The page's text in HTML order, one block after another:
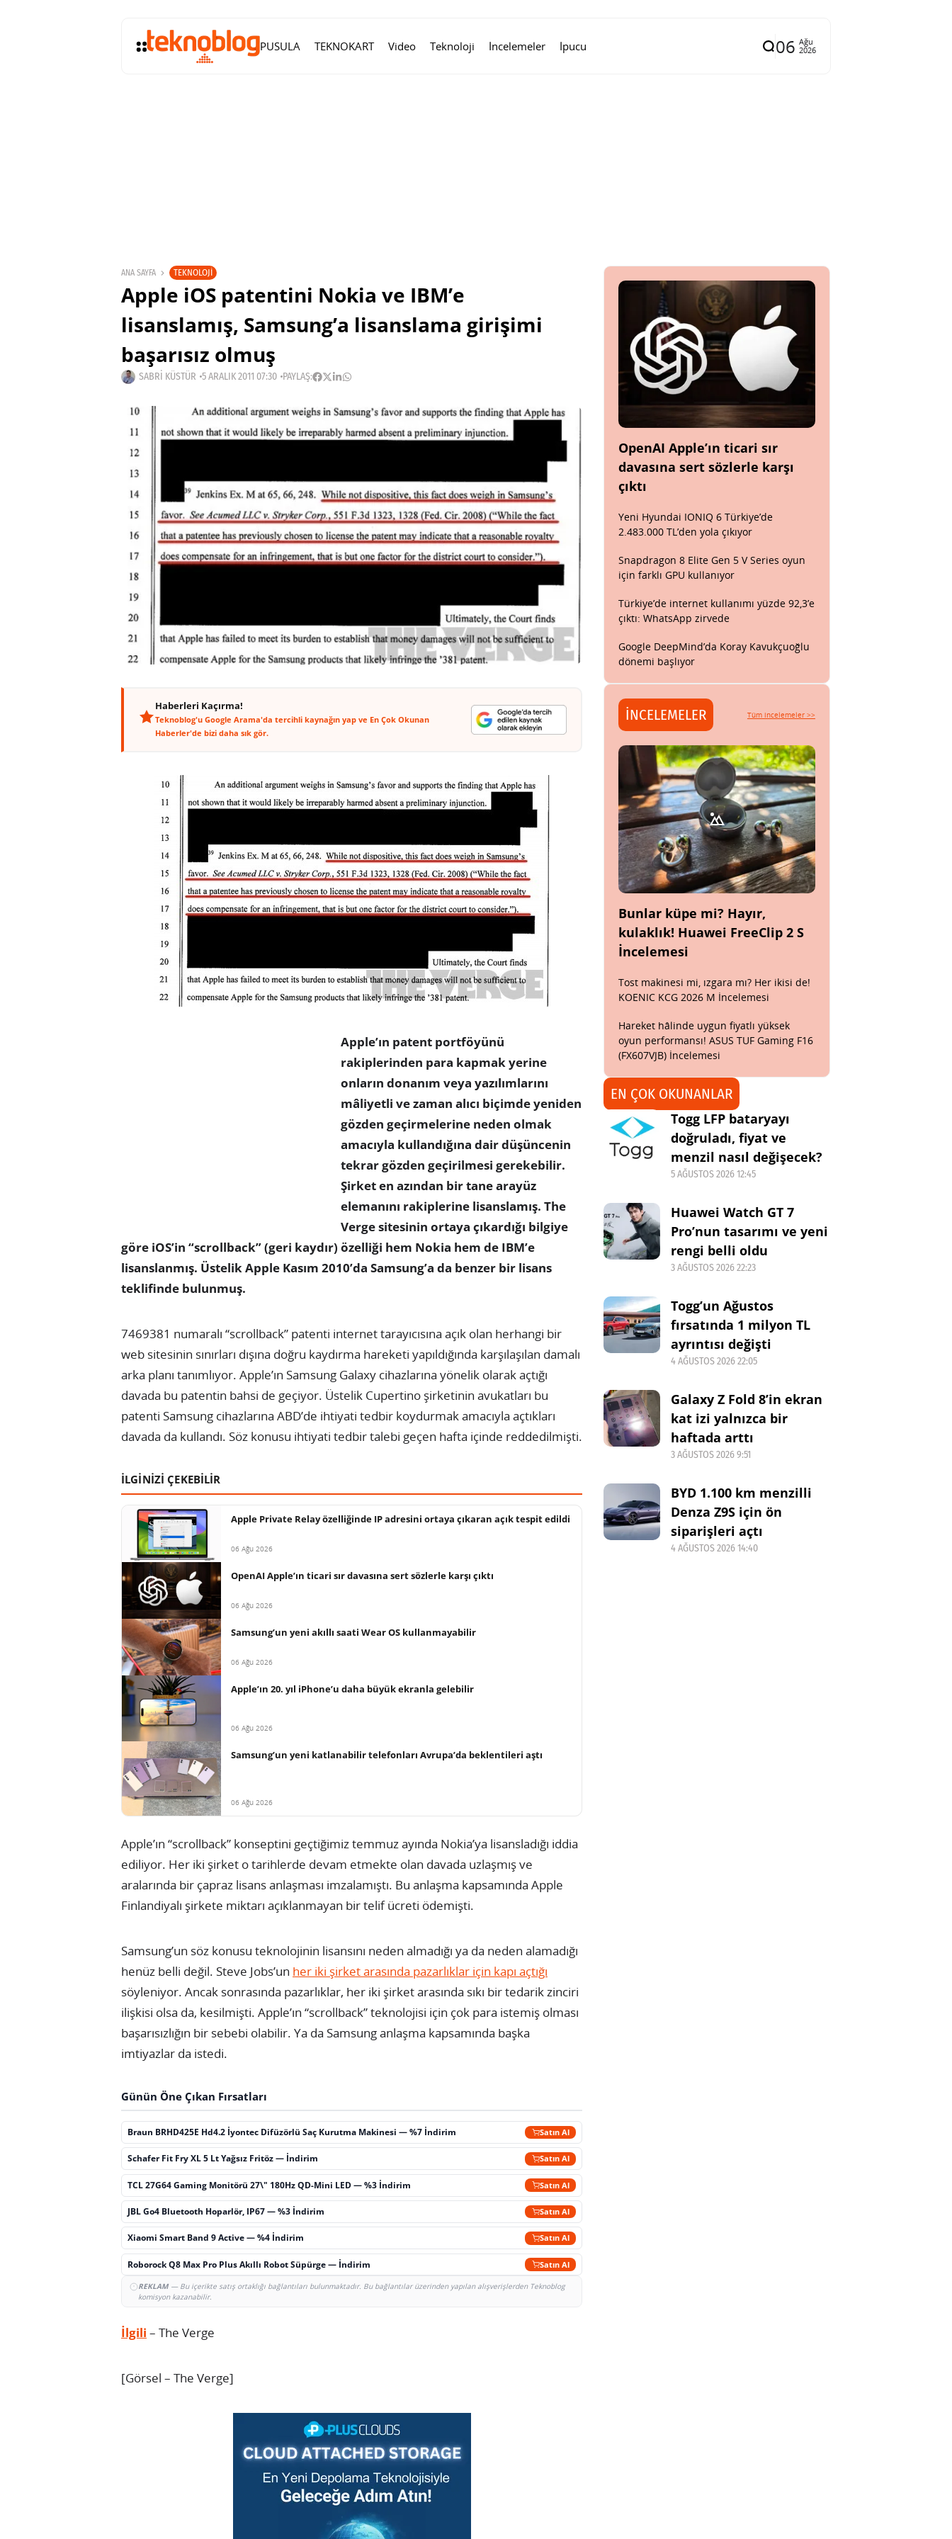
PUSULA TEKNOKART Video Teknoloji İncelemeler İpucu 06 Ağu
2026
ANA SAYFA TEKNOLOJI
Apple iOS patentini Nokia ve IBM’e
lisanslamış, Samsung’a lisanslama girişimi
başarısız olmuş
SABRI KÜSTÜR 5 ARALIK 2011 07:30 PAYLAŞ:
Haberleri Kaçırma!
Teknoblog'u Google Arama'da tercihli kaynağın yap ve En Çok Okunan
Haberler'de bizi daha sık gör.
Apple’ın patent portföyünü
rakiplerinden para kapmak yerine
onların donanım veya yazılımlarını
mâliyetli ve zaman alıcı biçimde yeniden
gözden geçirmelerine neden olmak
amacıyla kullandığına dair düşüncenin
tekrar gözden geçirilmesi gerekebilir.
Şirket en azından bir tane arayüz
elemanını rakiplerine lisanslamış. The
Verge sitesinin ortaya çıkardığı bilgiye
göre iOS’in “scrollback” (geri kaydır) özelliği hem Nokia hem de IBM’e
lisanslanmış. Üstelik Apple Kasım 2010’da Samsung’a da benzer bir lisans
teklifinde bulunmuş.
7469381 numaralı “scrollback” patenti internet tarayıcısına açık olan herhangi bir
web sitesinin sınırları dışına doğru kaydırma hareketi yapıldığında karşılaşılan damalı
arka planı tanımlıyor. Apple’ın Samsung Galaxy cihazlarına yönelik olarak açtığı
davada bu patentin bahsi de geçiyor. Üstelik Cupertino şirketinin avukatları bu
patenti Samsung cihazlarına ABD’de ihtiyati tedbir koydurmak amacıyla açtıkları
davada da kullandı. Söz konusu ihtiyati tedbir talebi geçen hafta içinde reddedilmişti.
İLGİNİZİ ÇEKEBİLİR
Apple Private Relay özelliğinde IP adresini ortaya çıkaran açık tespit edildi
06 Ağu 2026
OpenAI Apple’ın ticari sır davasına sert sözlerle karşı çıktı
06 Ağu 2026
Samsung’un yeni akıllı saati Wear OS kullanmayabilir
06 Ağu 2026
Apple’ın 20. yıl iPhone’u daha büyük ekranla gelebilir
06 Ağu 2026
Samsung’un yeni katlanabilir telefonları Avrupa’da beklentileri aştı
06 Ağu 2026
Apple’ın “scrollback” konseptini geçtiğimiz temmuz ayında Nokia’ya lisansladığı iddia
ediliyor. Her iki şirket o tarihlerde devam etmekte olan davada uzlaşmış ve
aralarında bir çapraz lisans anlaşması imzalamıştı. Bu anlaşma kapsamında Apple
Finlandiyalı şirkete miktarı açıklanmayan bir telif ücreti ödemişti.
Samsung’un söz konusu teknolojinin lisansını neden almadığı ya da neden alamadığı
henüz belli değil. Steve Jobs’un her iki şirket arasında pazarlıklar için kapı açtığı
söyleniyor. Ancak sonrasında pazarlıklar, her iki şirket arasında sıkı bir tedarik zinciri
ilişkisi olsa da, kesilmişti. Apple’ın “scrollback” teknolojisi için çok para istemiş olması
başarısızlığın bir sebebi olabilir. Ya da Samsung anlaşma kapsamında başka
imtiyazlar da istedi.
Günün Öne Çıkan Fırsatları
Braun BRHD425E Hd4.2 İyontec Difüzörlü Saç Kurutma Makinesi — %7 İndirim Satın Al
Schafer Fit Fry XL 5 Lt Yağsız Fritöz — İndirim Satın Al
TCL 27G64 Gaming Monitörü 27\" 180Hz QD-Mini LED — %3 İndirim Satın Al
JBL Go4 Bluetooth Hoparlör, IP67 — %3 İndirim Satın Al
Xiaomi Smart Band 9 Active — %4 İndirim Satın Al
Roborock Q8 Max Pro Plus Akıllı Robot Süpürge — İndirim Satın Al
REKLAM— Bu içerikte satış ortaklığı bağlantıları bulunmaktadır. Bu bağlantılar üzerinden yapılan alışverişlerden Teknoblog
komisyon kazanabilir.
İlgili – The Verge
[Görsel – The Verge]
OpenAI Apple’ın ticari sır
davasına sert sözlerle karşı
çıktı
Yeni Hyundai IONIQ 6 Türkiye’de
2.483.000 TL’den yola çıkıyor
Snapdragon 8 Elite Gen 5 V Series oyun
için farklı GPU kullanıyor
Türkiye’de internet kullanımı yüzde 92,3’e
çıktı: WhatsApp zirvede
Google DeepMind’da Koray Kavukçuoğlu
dönemi başlıyor
İNCELEMELER Tüm incelemeler >>
Bunlar küpe mi? Hayır,
kulaklık! Huawei FreeClip 2 S
İncelemesi
Tost makinesi mi, ızgara mı? Her ikisi de!
KOENIC KCG 2026 M İncelemesi
Hareket hâlinde uygun fiyatlı yüksek
oyun performansı! ASUS TUF Gaming F16
(FX607VJB) İncelemesi
EN ÇOK OKUNANLAR
Togg LFP bataryayı
doğruladı, fiyat ve
menzil nasıl değişecek?
5 AĞUSTOS 2026 12:45
Huawei Watch GT 7
Pro’nun tasarımı ve yeni
rengi belli oldu
3 AĞUSTOS 2026 22:23
Togg’un Ağustos
fırsatında 1 milyon TL
ayrıntısı değişti
4 AĞUSTOS 2026 22:05
Galaxy Z Fold 8’in ekran
kat izi yalnızca bir
haftada arttı
3 AĞUSTOS 2026 9:51
BYD 1.100 km menzilli
Denza Z9S için ön
siparişleri açtı
4 AĞUSTOS 2026 14:40